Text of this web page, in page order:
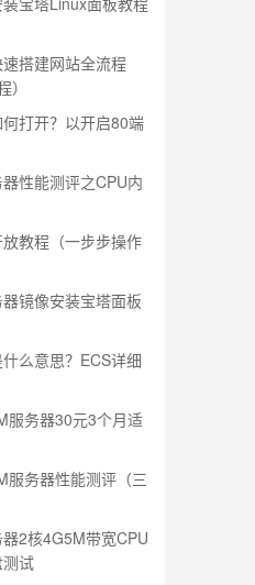
搭建网站全流程
）
打开？以开启80端
性能测评之CPU内
教程（一步步操作
镜像安装宝塔面板
么意思？ECS详细
服务器30元3个月适
服务器性能测评（三
2核4G5M带宽CPU
试